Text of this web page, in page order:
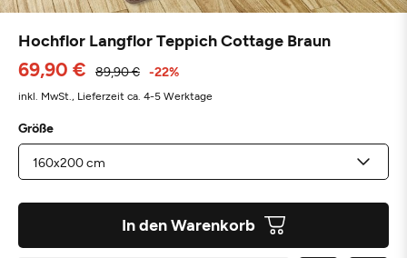
Hochflor Langflor Teppich Cottage Braun
69,90 € 89,90 € -22%
inkl. MwSt., Lieferzeit ca. 4-5 Werktage
Größe
In den Warenkorb